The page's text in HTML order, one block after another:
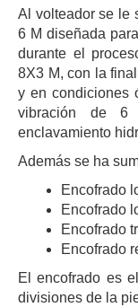
Al volteador se le
6 M diseñada
durante el
8X3 M, con la
y en condiciones
vibración de 6
enclavamiento
Además se ha
Encofrado
Encofrado
Encofrado
Encofrado
El encofrado es
divisiones de la